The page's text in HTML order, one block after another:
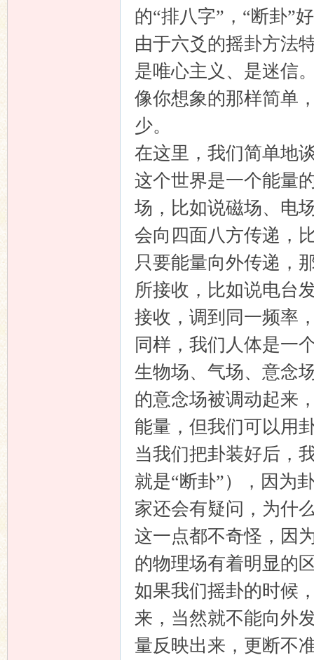
的“排八字”，“断卦”
由于六爻的摇卦方法
是唯心主义、是迷信
像你想象的那样简单
少。
在这里，我们简单地
这个世界是一个能量
场，比如说磁场、电
会向四面八方传递，
只要能量向外传递，
所接收，比如说电台
接收，调到同一频率
同样，我们人体是一
生物场、气场、意念
的意念场被调动起来
能量，但我们可以用
当我们把卦装好后，
就是“断卦”），因为
家还会有疑问，为什
这一点都不奇怪，因
的物理场有着明显的
如果我们摇卦的时候
来，当然就不能向外
量反映出来，更断不